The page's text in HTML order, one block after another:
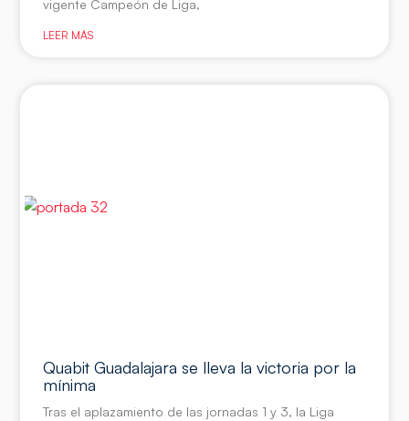
vigente Campeón de Liga,
LEER MÁS
Quabit Guadalajara se lleva la victoria por la
mínima
Tras el aplazamiento de las jornadas 1 y 3, la Liga